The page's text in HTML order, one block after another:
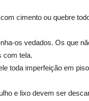
cimento ou quebre
os vedados. Os que
com tela.
toda imperfeição em
e lixo devem ser